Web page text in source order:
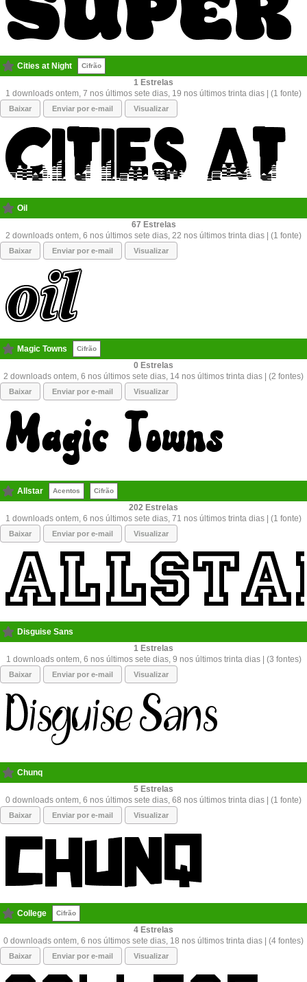
Cities at Night Cifrão
1
1 downloads ontem, 7 nos últimos sete dias, 19 nos últimos trinta dias | (1 fonte)
Baixar Enviar por e-mail Visualizar
Oil
67
2 downloads ontem, 6 nos últimos sete dias, 22 nos últimos trinta dias | (1 fonte)
Baixar Enviar por e-mail Visualizar
Magic Towns Cifrão
0
2 downloads ontem, 6 nos últimos sete dias, 14 nos últimos trinta dias | (2 fontes)
Baixar Enviar por e-mail Visualizar
Allstar Acentos Cifrão
202
1 downloads ontem, 6 nos últimos sete dias, 71 nos últimos trinta dias | (1 fonte)
Baixar Enviar por e-mail Visualizar
Disguise Sans
1
1 downloads ontem, 6 nos últimos sete dias, 9 nos últimos trinta dias | (3 fontes)
Baixar Enviar por e-mail Visualizar
Chunq
5
0 downloads ontem, 6 nos últimos sete dias, 68 nos últimos trinta dias | (1 fonte)
Baixar Enviar por e-mail Visualizar
College Cifrão
4
0 downloads ontem, 6 nos últimos sete dias, 18 nos últimos trinta dias | (4 fontes)
Baixar Enviar por e-mail Visualizar